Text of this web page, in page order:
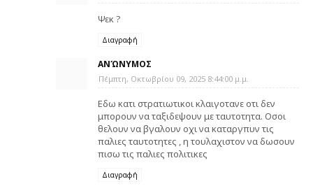
Ψεκ ?
Διαγραφή
ΑΝΏΝΥΜΟΣ
Πέμπτη, Οκτωβρίου 09, 2025 8:44:00 μ.μ.
Εδω κατι στρατιωτικοι κλαιγοτανε οτι δεν
μπορουν να ταξιδεψουν με ταυτοτητα. Οσοι
θελουν να βγαλουν οχι να καταργπυν τις
παλιες ταυτοτητες , η τουλαχιστον να δωσουν
πισω τις παλιες πολιτικες
Διαγραφή